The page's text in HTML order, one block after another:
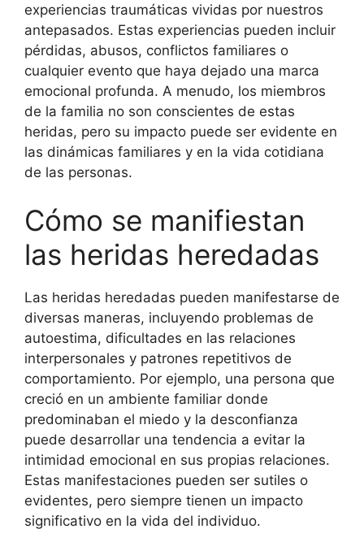
experiencias traumáticas vividas por nuestros
antepasados. Estas experiencias pueden incluir
pérdidas, abusos, conflictos familiares o
cualquier evento que haya dejado una marca
emocional profunda. A menudo, los miembros
de la familia no son conscientes de estas
heridas, pero su impacto puede ser evidente en
las dinámicas familiares y en la vida cotidiana
de las personas.
Cómo se manifiestan
las heridas heredadas
Las heridas heredadas pueden manifestarse de
diversas maneras, incluyendo problemas de
autoestima, dificultades en las relaciones
interpersonales y patrones repetitivos de
comportamiento. Por ejemplo, una persona que
creció en un ambiente familiar donde
predominaban el miedo y la desconfianza
puede desarrollar una tendencia a evitar la
intimidad emocional en sus propias relaciones.
Estas manifestaciones pueden ser sutiles o
evidentes, pero siempre tienen un impacto
significativo en la vida del individuo.